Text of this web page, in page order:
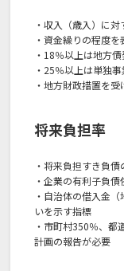
・収入（歳入）に
・資金繰りの程度を
・18％以上は地方
・25％以上は単独
・地方財政措置を
将来負担率
・将来負担すき負
・企業の有利子負
・自治体の借入金
いを示す指標
・市町村350％、都
計画の報告が必要